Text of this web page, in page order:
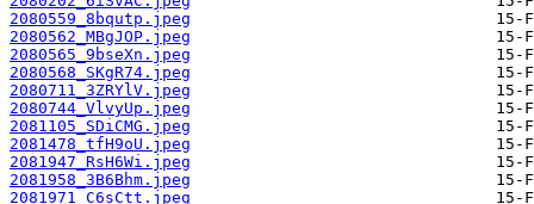
2080559_8bqutp.jpeg
2080562_MBgJOP.jpeg
2080565_9bseXn.jpeg
2080568_SKgR74.jpeg
2080711_3ZRYlV.jpeg
2080744_VlvyUp.jpeg
2081105_SDiCMG.jpeg
2081478_tfH9oU.jpeg
2081947_RsH6Wi.jpeg
2081958_3B6Bhm.jpeg
2081971_C6sCtt.jpeg